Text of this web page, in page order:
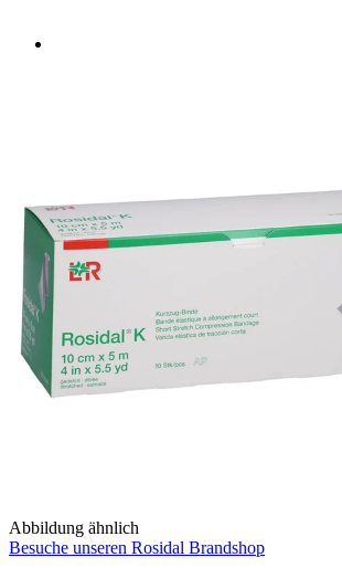
Abbildung ähnlich
Besuche unseren Rosidal Brandshop